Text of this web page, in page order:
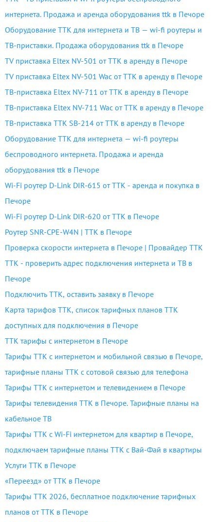
интернета. Продажа и аренда оборудования ttk в Печоре
Оборудование ТТК для интернета и ТВ — wi-fi роутеры и
ТВ-приставки. Продажа оборудования ttk в Печоре
TV приставка Eltex NV-501 от ТТК в аренду в Печоре
TV приставка Eltex NV-501 Wac от ТТК в аренду в Печоре
ТВ-приставка Eltex NV-711 от ТТК в аренду в Печоре
ТВ-приставка Eltex NV-711 Wac от ТТК в аренду в Печоре
ТВ-приставка TTK SB-214 от ТТК в аренду в Печоре
Оборудование ТТК для интернета — wi-fi роутеры
беспроводного интернета. Продажа и аренда
оборудования ttk в Печоре
Wi‑Fi роутер D-Link DIR‑615 от ТТК - аренда и покупка в
Печоре
Wi-Fi роутер D-Link DIR-620 от ТТК в Печоре
Роутер SNR-CPE-W4N | ТТК в Печоре
Проверка скорости интернета в Печоре | Провайдер ТТК
ТТК - проверить адрес подключения интернета и ТВ в
Печоре
Подключить ТТК, оставить заявку в Печоре
Карта тарифов ТТК, список тарифных планов ТТК
доступных для подключения в Печоре
ТТК тарифы с интернетом в Печоре
Тарифы ТТК с интернетом и мобильной связью в Печоре,
тарифные планы ТТК с сотовой связью для телефона
Тарифы ТТК с интернетом и телевидением в Печоре
Тарифы телевидения ТТК в Печоре. Тарифные планы на
кабельное ТВ
Тарифы ТТК с Wi-Fi интернетом для квартир в Печоре,
подключаем тарифные планы ТТК с Вай-Фай в квартиры
Услуги ТТК в Печоре
«Переезд» от ТТК в Печоре
Тарифы ТТК 2026, бесплатное подключение тарифных
планов от ТТК в Печоре